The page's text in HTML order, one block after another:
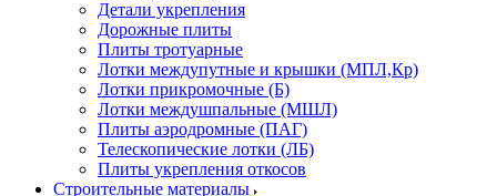
Детали укрепления
Дорожные плиты
Плиты тротуарные
Лотки междупутные и крышки (МПЛ,Кр)
Лотки прикромочные (Б)
Лотки междушпальные (МШЛ)
Плиты аэродромные (ПАГ)
Телескопические лотки (ЛБ)
Плиты укрепления откосов
Строительные материалы